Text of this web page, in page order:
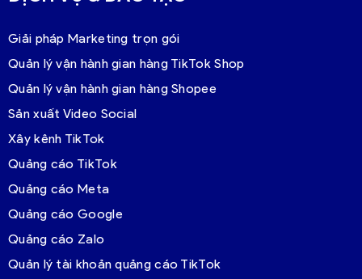
Giải pháp Marketing trọn gói
Quản lý vận hành gian hàng TikTok Shop
Quản lý vận hành gian hàng Shopee
Sản xuất Video Social
Xây kênh TikTok
Quảng cáo TikTok
Quảng cáo Meta
Quảng cáo Google
Quảng cáo Zalo
Quản lý tài khoản quảng cáo TikTok